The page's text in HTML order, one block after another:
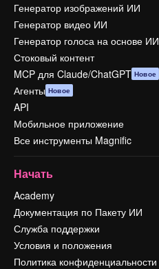
Генератор изображений ИИ
Генератор видео ИИ
Генератор голоса на основе ИИ
Стоковый контент
MCP для Claude/ChatGPT Новое
Агенты Новое
API
Мобильное приложение
Все инструменты Magnific
Начать
Academy
Документация по Пакету ИИ
Служба поддержки
Условия и положения
Политика конфиденциальности